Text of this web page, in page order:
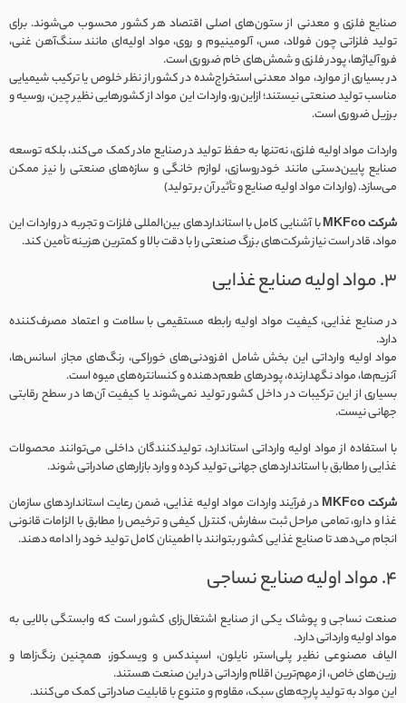
صنایع فلزی و معدنی از ستون‌های اصلی اقتصاد هر کشور محسوب می‌شوند. برای
تولید فلزاتی چون فولاد، مس، آلومینیوم و روی، مواد اولیه‌ای مانند سنگ‌آهن غنی،
فروآلیاژها، پودر فلزی و شمش‌های خام ضروری است.
در بسیاری از موارد، مواد معدنی استخراج‌شده در کشور از نظر خلوص یا ترکیب شیمیایی
مناسب تولید صنعتی نیستند؛ ازاین‌رو، واردات این مواد از کشورهایی نظیر چین، روسیه و
برزیل ضروری است.
واردات مواد اولیه فلزی، نه‌تنها به حفظ تولید در صنایع مادر کمک می‌کند، بلکه توسعه
صنایع پایین‌دستی مانند خودروسازی، لوازم خانگی و سازه‌های صنعتی را نیز ممکن
می‌سازد. (واردات مواد اولیه صنایع و تأثیر آن بر تولید)
شرکت MKFco
با آشنایی کامل با استانداردهای بین‌المللی فلزات و تجربه در واردات این
مواد، قادر است نیاز شرکت‌های بزرگ صنعتی را با دقت بالا و کمترین هزینه تأمین کند.
۳. مواد اولیه صنایع غذایی
در صنایع غذایی، کیفیت مواد اولیه رابطه مستقیمی با سلامت و اعتماد مصرف‌کننده
دارد.
مواد اولیه وارداتی این بخش شامل افزودنی‌های خوراکی، رنگ‌های مجاز، اسانس‌ها،
آنزیم‌ها، مواد نگهدارنده، پودرهای طعم‌دهنده و کنسانتره‌های میوه است.
بسیاری از این ترکیبات در داخل کشور تولید نمی‌شوند یا کیفیت آن‌ها در سطح رقابتی
جهانی نیست.
با استفاده از مواد اولیه وارداتی استاندارد، تولیدکنندگان داخلی می‌توانند محصولات
غذایی را مطابق با استانداردهای جهانی تولید کرده و وارد بازارهای صادراتی شوند.
شرکت MKFco
در فرآیند واردات مواد اولیه غذایی، ضمن رعایت استانداردهای سازمان
غذا و دارو، تمامی مراحل ثبت سفارش، کنترل کیفی و ترخیص را مطابق با الزامات قانونی
انجام می‌دهد تا صنایع غذایی کشور بتوانند با اطمینان کامل تولید خود را ادامه دهند.
۴. مواد اولیه صنایع نساجی
صنعت نساجی و پوشاک یکی از صنایع اشتغال‌زای کشور است که وابستگی بالایی به
مواد اولیه وارداتی دارد.
الیاف مصنوعی نظیر پلی‌استر، نایلون، اسپندکس و ویسکوز، همچنین رنگ‌زاها و
رزین‌های خاص، از مهم‌ترین اقلام وارداتی در این صنعت هستند.
این مواد به تولید پارچه‌های سبک، مقاوم و متنوع با قابلیت صادراتی کمک می‌کنند.